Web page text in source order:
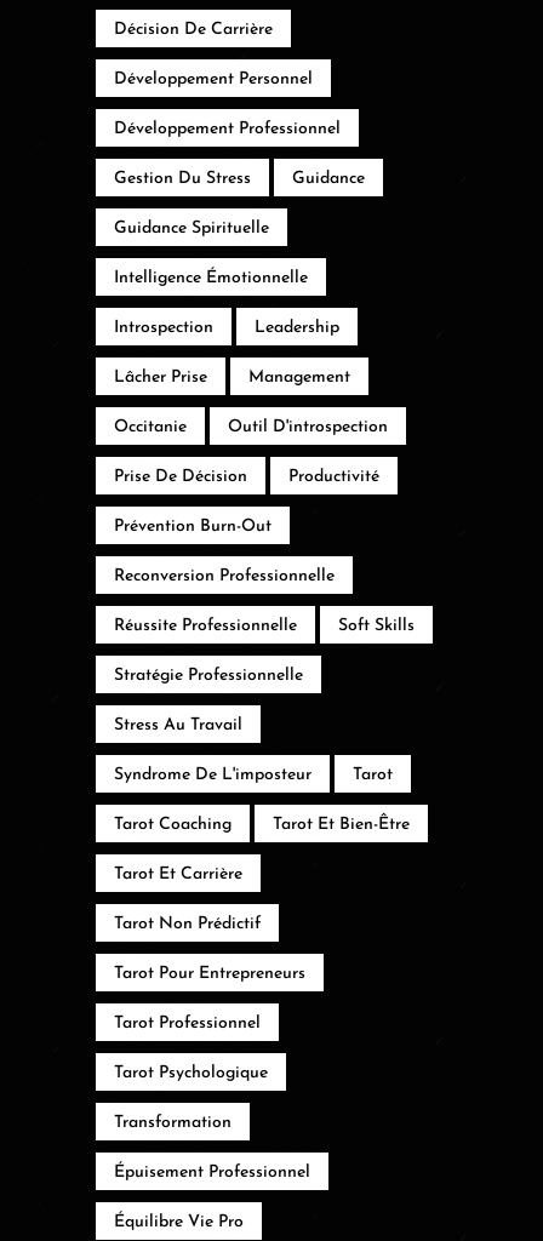
Décision De Carrière
Développement Personnel
Développement Professionnel
Gestion Du Stress Guidance
Guidance Spirituelle
Intelligence Émotionnelle
Introspection Leadership
Lâcher Prise Management
Occitanie Outil D'introspection
Prise De Décision Productivité
Prévention Burn-Out
Reconversion Professionnelle
Réussite Professionnelle Soft Skills
Stratégie Professionnelle
Stress Au Travail
Syndrome De L'imposteur Tarot
Tarot Coaching Tarot Et Bien-Être
Tarot Et Carrière
Tarot Non Prédictif
Tarot Pour Entrepreneurs
Tarot Professionnel
Tarot Psychologique
Transformation
Épuisement Professionnel
Équilibre Vie Pro